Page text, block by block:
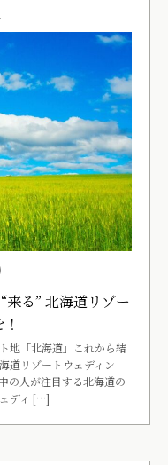
る” 北海道リゾー
地「北海道」これから結
道リゾートウェディン
の人が注目する北海道の
ディ […]